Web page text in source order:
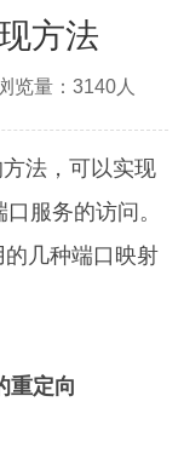
方法
量：3140人
法，可以实现
服务的访问。
几种端口映射
重定向